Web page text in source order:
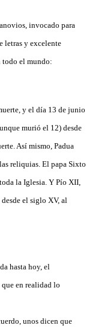
invocado para
letras y excelente
todo el mundo:
y el día 13 de junio
murió el 12) desde
Así mismo, Padua
reliquias. El papa Sixto
la Iglesia. Y Pío XII,
el siglo XV, al
hasta hoy, el
en realidad lo
unos dicen que